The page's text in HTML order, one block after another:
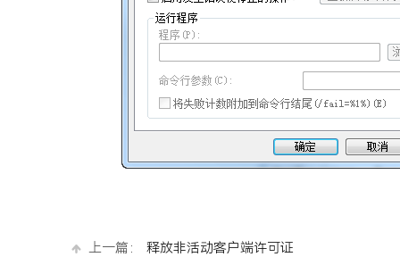
上一篇：
释放非活动客户端许可证